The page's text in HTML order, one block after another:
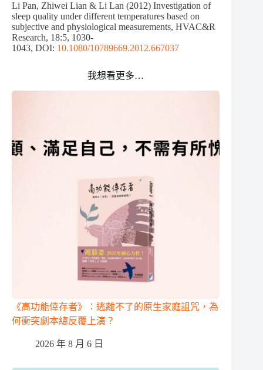
Li Pan, Zhiwei Lian & Li Lan (2012) Investigation of
sleep quality under different temperatures based on
subjective and physiological measurements, HVAC&R
Research, 18:5, 1030-
1043, DOI: 10.1080/10789669.2012.667037
我想看更多…
《高功能倖存者》：逃離不了的原生家庭詛咒，為
何衝突劇本總反覆上演？
2026 年 8 月 6 日